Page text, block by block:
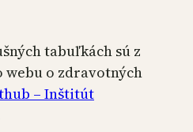
tabuľkách sú z
o zdravotných
– Inštitút